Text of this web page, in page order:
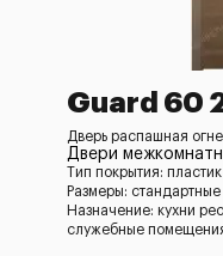
Guard 60
Дверь распашная
Двери
Тип покрытия: пластик
Размеры:
Назначение: кухни
служебные